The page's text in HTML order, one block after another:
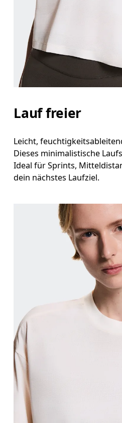
Miss an der Stelle,
Taille
Miss den Umfang
Lauf freier
Leicht,
Dieses minimalistische
Ideal für Sprints,
dein nächstes Laufziel.